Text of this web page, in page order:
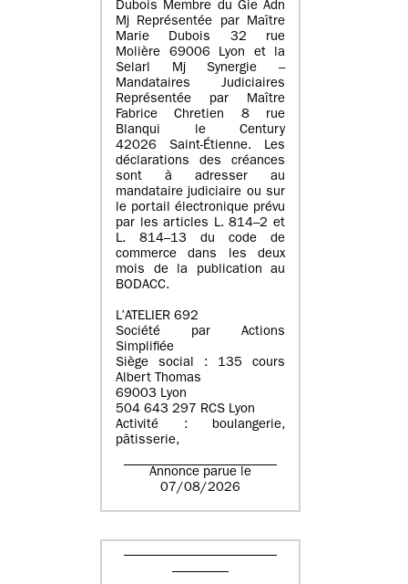
Dubois Membre du Gie Adn
Mj Représentée par Maître
Marie Dubois 32 rue
Molière 69006 Lyon et la
Selarl Mj Synergie –
Mandataires Judiciaires
Représentée par Maître
Fabrice Chretien 8 rue
Blanqui le Century
42026 Saint-Étienne. Les
déclarations des créances
sont à adresser au
mandataire judiciaire ou sur
le portail électronique prévu
par les articles L. 814–2 et
L. 814–13 du code de
commerce dans les deux
mois de la publication au
BODACC.
L’ATELIER 692
Société par Actions
Simplifiée
Siège social : 135 cours
Albert Thomas
69003 Lyon
504 643 297 RCS Lyon
Activité : boulangerie,
pâtisserie,
Annonce parue le
07/08/2026